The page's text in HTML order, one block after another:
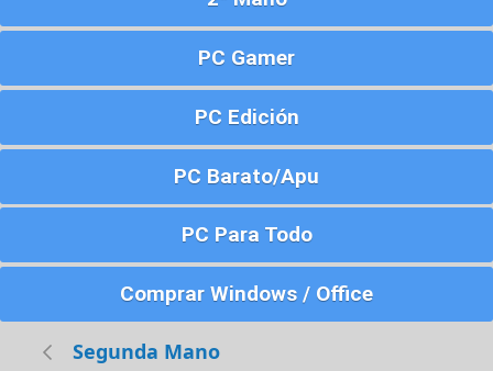
PC Gamer
PC Edición
PC Barato/Apu
PC Para Todo
Comprar Windows / Office
Segunda Mano